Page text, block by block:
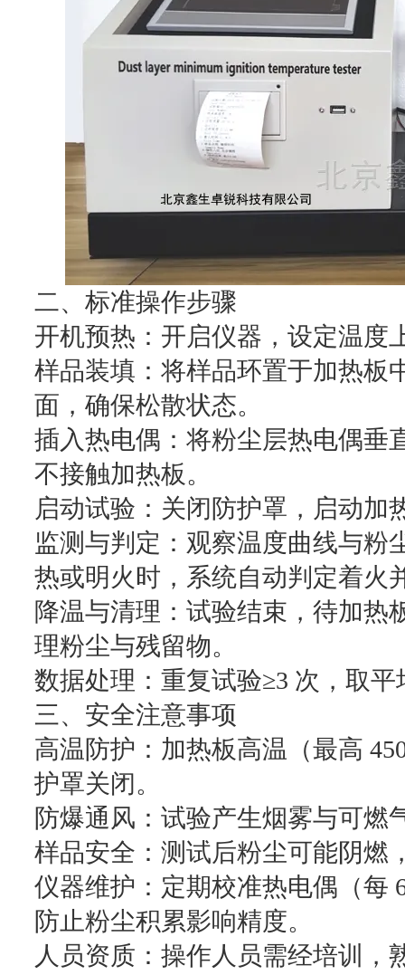
二、标准操作步骤
开机预热：开启仪器，设定温度
样品装填：将样品环置于加热板
面，确保松散状态。
插入热电偶：将粉尘层热电偶垂
不接触加热板。
启动试验：关闭防护罩，启动加
监测与判定：观察温度曲线与粉
热或明火时，系统自动判定着火
降温与清理：试验结束，待加热
理粉尘与残留物。
数据处理：重复试验≥3 次，取
三、安全注意事项
高温防护：加热板高温（最高
护罩关闭。
防爆通风：试验产生烟雾与可燃
样品安全：测试后粉尘可能阴燃
仪器维护：定期校准热电偶（每
防止粉尘积累影响精度。
人员资质：操作人员需经培训，